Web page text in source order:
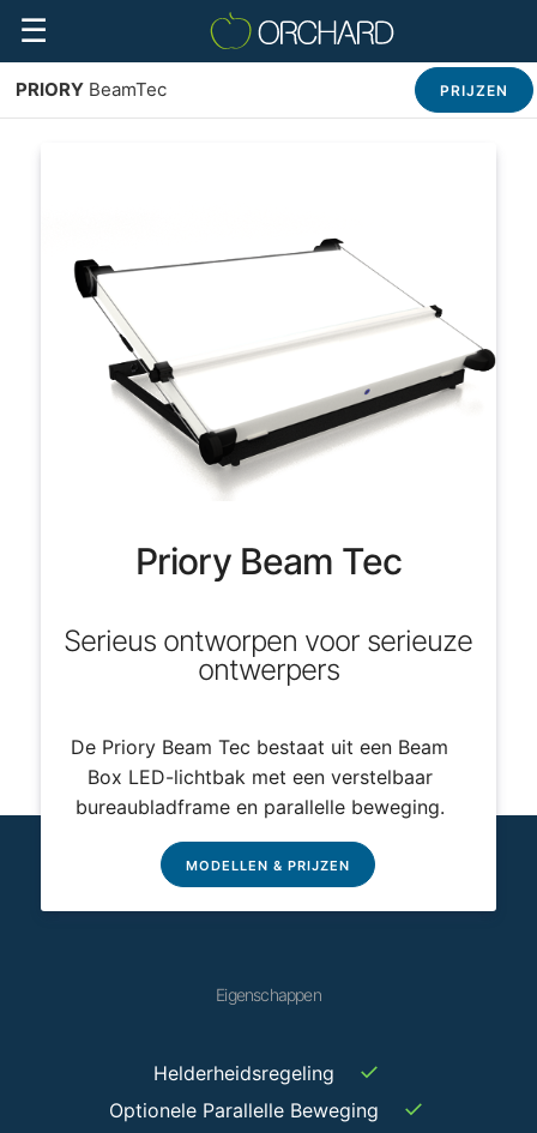
☰
PRIORY BeamTec PRIJZEN
Priory Beam Tec
Serieus ontworpen voor serieuze
ontwerpers
De Priory Beam Tec bestaat uit een Beam
Box LED-lichtbak met een verstelbaar
bureaubladframe en parallelle beweging.
MODELLEN & PRIJZEN
Eigenschappen
Helderheidsregeling ✓
Optionele Parallelle Beweging ✓